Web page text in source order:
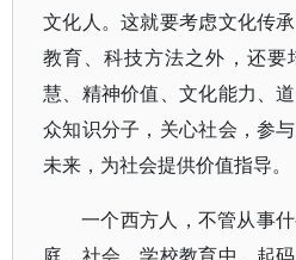
文化人。这就要考虑文化传
教育、科技方法之外，还要
慧、精神价值、文化能力、
众知识分子，关心社会，参
未来，为社会提供价值指导。
一个西方人，不管从事